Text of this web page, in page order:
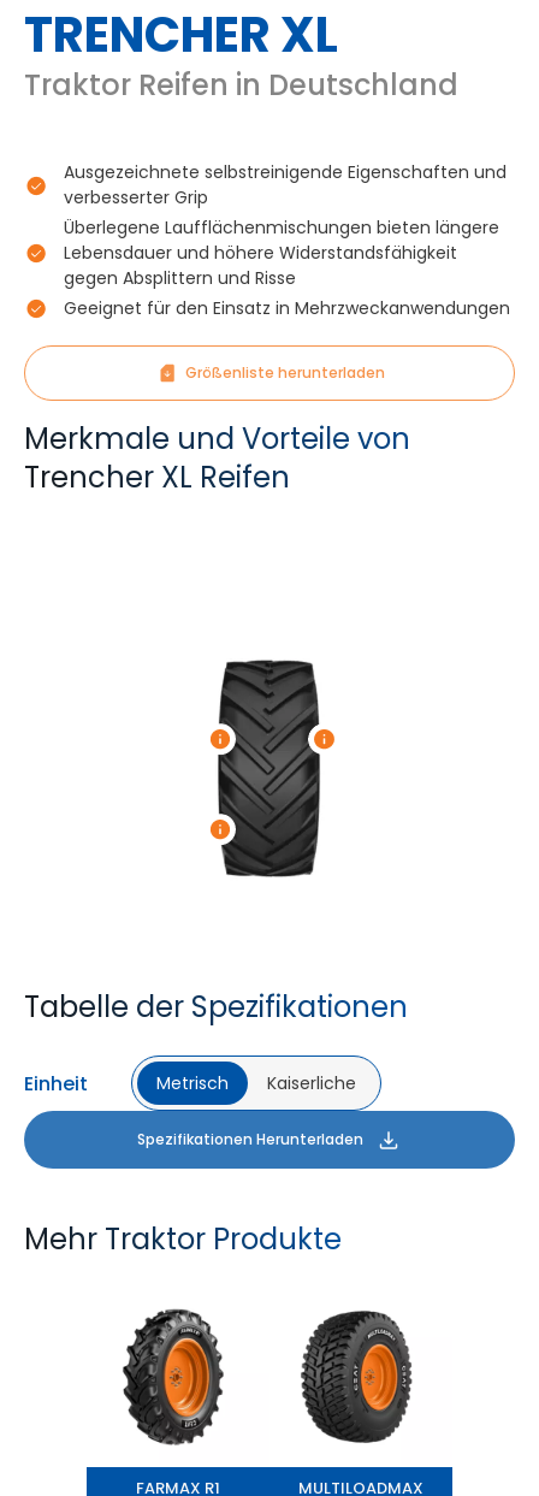
TRENCHER XL
Traktor Reifen in Deutschland
Ausgezeichnete selbstreinigende Eigenschaften und
verbesserter Grip
Überlegene Laufflächenmischungen bieten längere
Lebensdauer und höhere Widerstandsfähigkeit
gegen Absplittern und Risse
Geeignet für den Einsatz in Mehrzweckanwendungen
Größenliste herunterladen
Merkmale und Vorteile von
Trencher XL Reifen
Tabelle der Spezifikationen
Einheit Metrisch Kaiserliche
Spezifikationen Herunterladen
Mehr Traktor Produkte
FARMAX R1 MULTILOADMAX